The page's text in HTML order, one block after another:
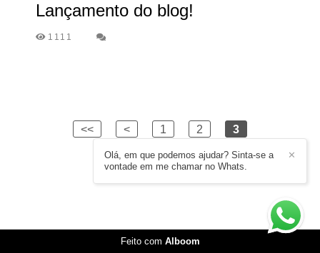
Lançamento do blog!
1111
<< < 1 2 3
✕
Olá, em que podemos ajudar? Sinta-se a
vontade em me chamar no Whats.
Feito com Alboom